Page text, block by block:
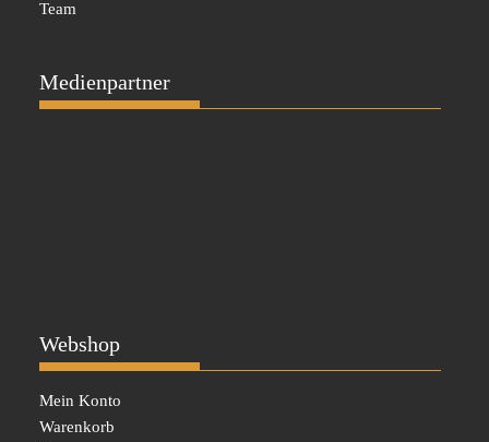
Team
Medienpartner
Webshop
Mein Konto
Warenkorb